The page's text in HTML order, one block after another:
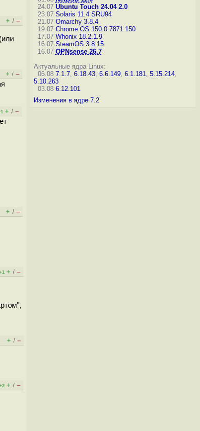
+ / –
+ / –
+ / –
+ / –
+ / –
+ / –
+ / –
24.07 Ubuntu Touch 24.04 2.0
23.07 Solaris 11.4 SRU94
21.07 Omarchy 3.8.4
19.07 Chrome OS 150.0.7871.150
17.07 Whonix 18.2.1.9
16.07 SteamOS 3.8.15
16.07 OPNsense 26.7
Актуальные ядра Linux:
06.08 7.1.7, 6.18.43, 6.6.149, 6.1.181, 5.15.214,
5.10.263
03.08 6.12.101
Изменения в ядре 7.2